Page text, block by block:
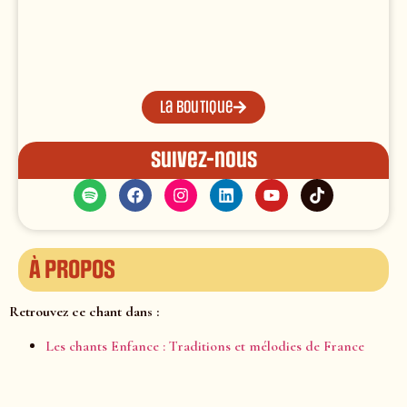
La boutique
Suivez-nous
À propos
Retrouvez ce chant dans :
Les chants Enfance : Traditions et mélodies de France